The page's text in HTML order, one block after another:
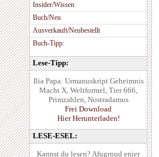
Insider/Wissen
Buch/Neu
Ausverkauft/Neubestellt
Buch-Tipp:
Lese-Tipp:
Ilia Papa: Urmanuskript Geheimnis
Macht X, Weltformel, Tier 666,
Primzahlen, Nostradamus
Frei Download
Hier Herunterladen!
LESE-ESEL:
Kannst du lesen? Afugrnud enier